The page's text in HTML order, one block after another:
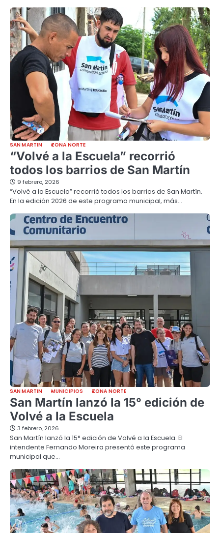
SAN MARTIN ZONA NORTE
“Volvé a la Escuela” recorrió
todos los barrios de San Martín
9 febrero, 2026
“Volvé a la Escuela” recorrió todos los barrios de San Martín.
En la edición 2026 de este programa municipal, más…
SAN MARTIN MUNICIPIOS ZONA NORTE
San Martín lanzó la 15° edición de
Volvé a la Escuela
3 febrero, 2026
San Martín lanzó la 15° edición de Volvé a la Escuela. El
intendente Fernando Moreira presentó este programa
municipal que…